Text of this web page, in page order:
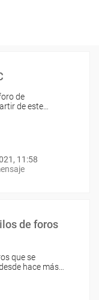
de
de este…
11:58
de foros
que se
hace más…